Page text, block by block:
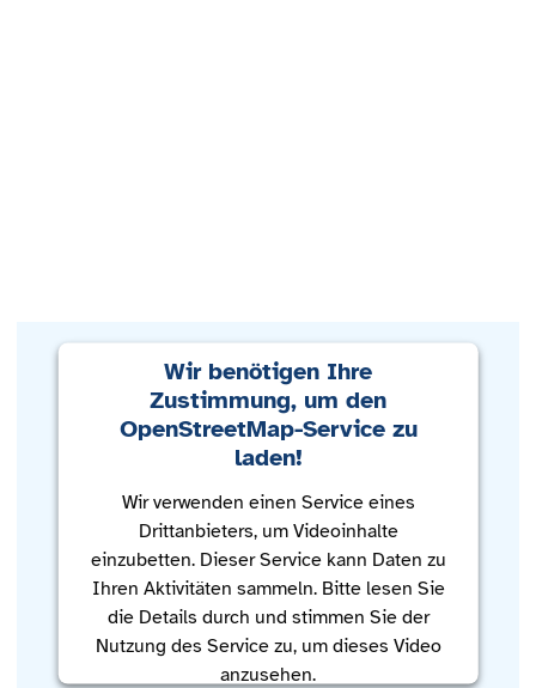
Wir benötigen Ihre
Zustimmung, um den
OpenStreetMap-Service zu
laden!
Wir verwenden einen Service eines
Drittanbieters, um Videoinhalte
einzubetten. Dieser Service kann Daten zu
Ihren Aktivitäten sammeln. Bitte lesen Sie
die Details durch und stimmen Sie der
Nutzung des Service zu, um dieses Video
anzusehen.